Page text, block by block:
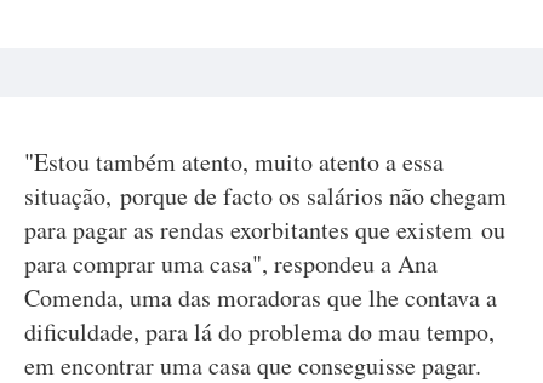
"Estou também atento, muito atento a essa
situação, porque de facto os salários não chegam
para pagar as rendas exorbitantes que existem ou
para comprar uma casa", respondeu a Ana
Comenda, uma das moradoras que lhe contava a
dificuldade, para lá do problema do mau tempo,
em encontrar uma casa que conseguisse pagar.